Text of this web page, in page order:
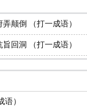
弄颠倒 （打一成语）
旨回洞 （打一成语）
语）